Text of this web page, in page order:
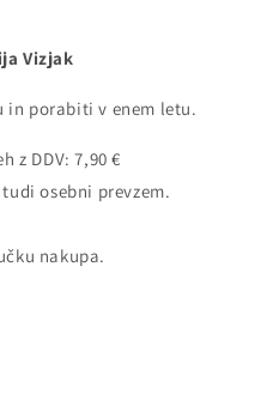
Vizjak
porabiti v enem letu.
z DDV: 7,90 €
osebni prevzem.
nakupa.